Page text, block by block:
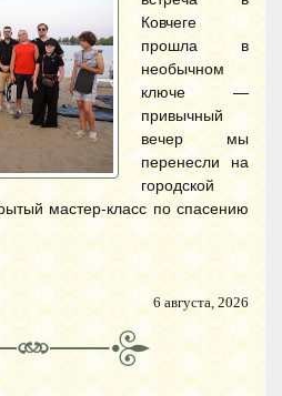
Ковчеге
прошла в
необычном
ключе —
привычный
вечер мы
перенесли на
городской
мастер-класс по спасению
6 августа, 2026